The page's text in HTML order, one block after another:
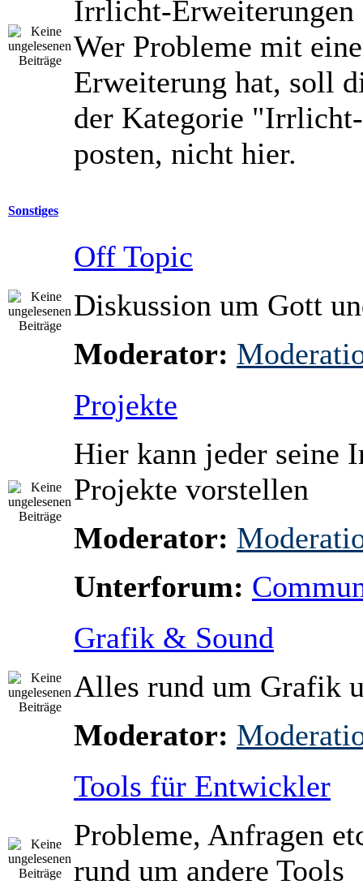
Irrlicht-Erweiterungen
Wer Probleme mit
Erweiterung hat, soll
der Kategorie
posten, nicht hier.
Sonstiges
Off Topic
Diskussion um Gott
Moderator:
Projekte
Hier kann jeder seine
Projekte vorstellen
Moderator:
Unterforum:
Grafik & Sound
Alles rund um Grafik
Moderator:
Tools für Entwickler
Probleme, Anfragen
rund um andere Tools